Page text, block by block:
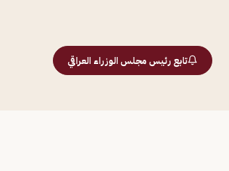
تابع رئيس مجلس الوزراء العراقي